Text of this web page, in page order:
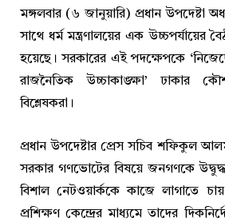
মঙ্গলবার (৬ জানুয়ারি) প্রধান উপদেষ্টা
সাথে ধর্ম মন্ত্রণালয়ের এক উচ্চপর্যায়ের
হয়েছে। সরকারের এই পদক্ষেপকে
রাজনৈতিক উচ্চাকাঙ্ক্ষা’ ঢাকার
বিশ্লেষকরা।
প্রধান উপদেষ্টার প্রেস সচিব শফিকুল
সরকার গণভোটের বিষয়ে জনগণকে উদ্বুদ্ধ
বিশাল নেটওয়ার্ককে কাজে লাগাতে
প্রশিক্ষণ কেন্দ্রের মাধ্যমে তাদের